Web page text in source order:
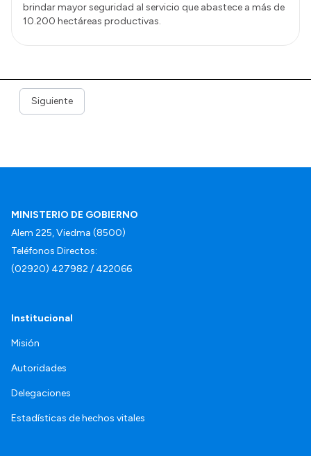
brindar mayor seguridad al servicio que abastece a más de
10.200 hectáreas productivas.
Siguiente
MINISTERIO DE GOBIERNO
Alem 225, Viedma (8500)
Teléfonos Directos:
(02920) 427982 / 422066
Institucional
Misión
Autoridades
Delegaciones
Estadísticas de hechos vitales